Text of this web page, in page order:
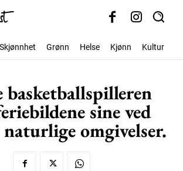
Skjønnhet Grønn Helse Kjønn Kultur
basketballspilleren
sine ved
omgivelser.